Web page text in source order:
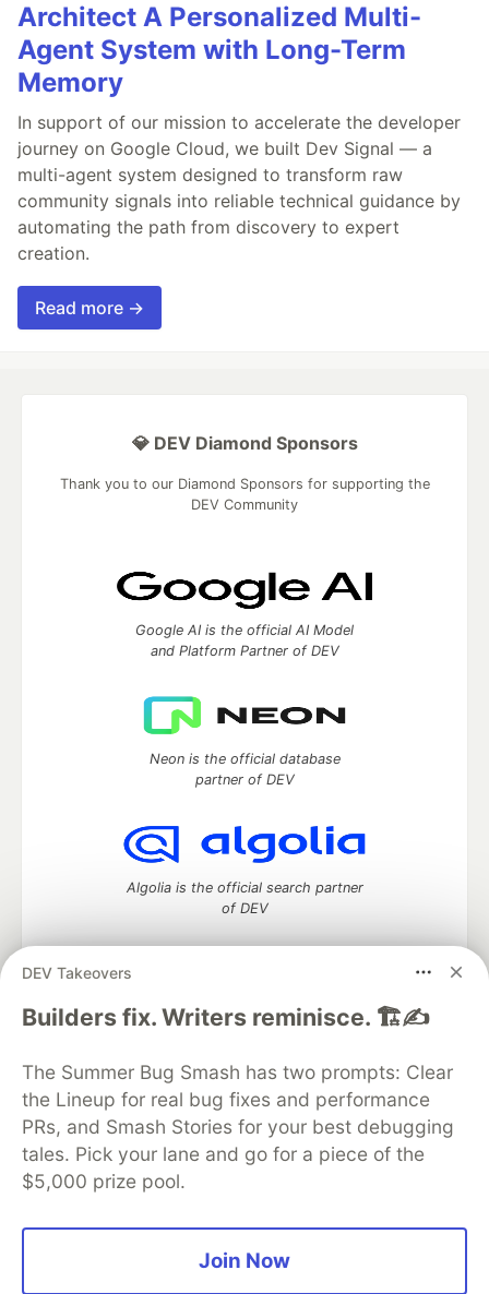
Architect A Personalized Multi-
Agent System with Long-Term
Memory
In support of our mission to accelerate the developer
journey on Google Cloud, we built Dev Signal — a
multi-agent system designed to transform raw
community signals into reliable technical guidance by
automating the path from discovery to expert
creation.
Read more →
DEV Takeovers
Builders fix. Writers reminisce. 🏗️✍️
The Summer Bug Smash has two prompts: Clear
the Lineup for real bug fixes and performance
PRs, and Smash Stories for your best debugging
tales. Pick your lane and go for a piece of the
$5,000 prize pool.
Join Now
💎 DEV Diamond Sponsors
Thank you to our Diamond Sponsors for supporting the
DEV Community
Google AI is the official AI Model
and Platform Partner of DEV
Neon is the official database
partner of DEV
Algolia is the official search partner
of DEV
DEV Community— A space to discuss and keep up software
DEV Education Tracks
DEV Help
Advertise on DEV
Organization Accounts
DEV Showcase About
Contact
Free Postgres Database
DEV Shop
MLH
Code of Conduct
Privacy Policy
Terms of Use
Built on Forem — the open source software that powers
and other inclusive communities.